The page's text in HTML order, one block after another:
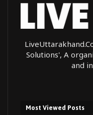
Solutions', A
and
Most Viewed Posts